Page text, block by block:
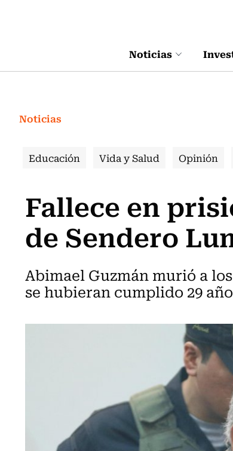
Noticias
Noticias
Educación Vida y Salud Opinión
Fallece en
de Sendero
Abimael Guzmán murió a
se hubieran cumplido 29